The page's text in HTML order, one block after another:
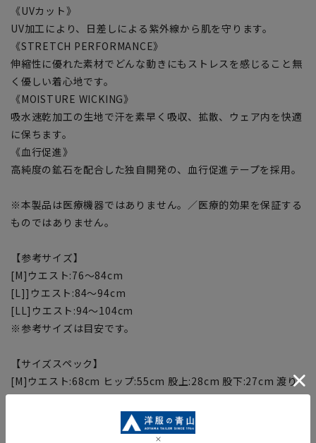
《UVカット》
UV加工により、日差しによる紫外線から肌を守ります。
《STRETCH PERFORMANCE》
伸縮性に優れた素材でどんな動きにもストレスを感じること無
く優しい着心地です。
《MOISTURE WICKING》
吸水速乾加工の生地で汗を素早く吸収、拡散、ウェア内を快適
に保ちます。
《血行促進》
高純度の鉱石を配合した独自開発の、血行促進テープを採用。
※本製品は医療機器ではありません。／医療的効果を保証する
ものではありません。
【参考サイズ】
[M]ウエスト:76～84cm
[L]]ウエスト:84～94cm
[LL]ウエスト:94～104cm
※参考サイズは目安です。
【サイズスペック】
[M]ウエスト:68cm ヒップ:55cm 股上:28cm 股下:27cm 渡り
幅:34cm 裾幅:26cm
[L]ウエスト:72cm ヒップ:57cm 股上:29cm 股下:28cm 渡り